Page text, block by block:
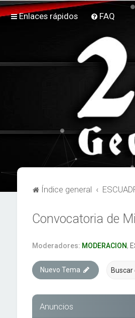
Enlaces rápidos FAQ
Índice general
Convocatoria de
Moderadores: MODERACION,
Nuevo Tema
Anuncios